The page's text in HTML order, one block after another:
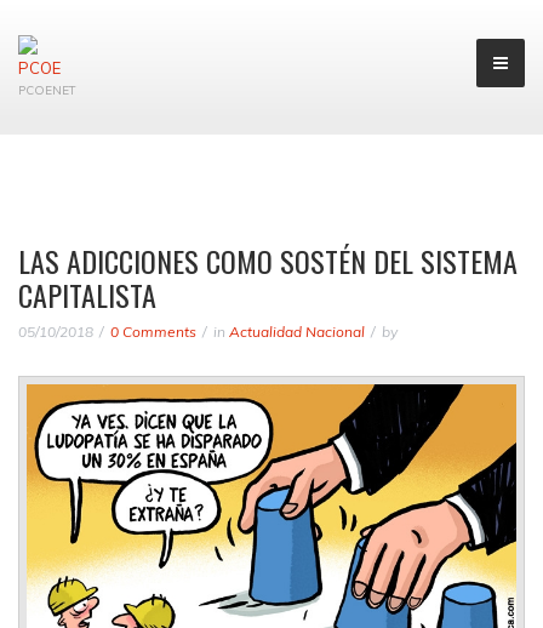
PCOENET
LAS ADICCIONES COMO SOSTÉN DEL SISTEMA
CAPITALISTA
05/10/2018 0 Comments in Actualidad Nacional by